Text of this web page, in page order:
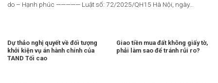
do – Hạnh phúc ————— Luật số: 72/2025/QH15 Hà Nội, ngày...
Dự thảo nghị quyết về đối tượng
khởi kiện vụ án hành chính của
TAND Tối cao
Giao tiền mua đất không giấy tờ,
phải làm sao để tránh rủi ro?